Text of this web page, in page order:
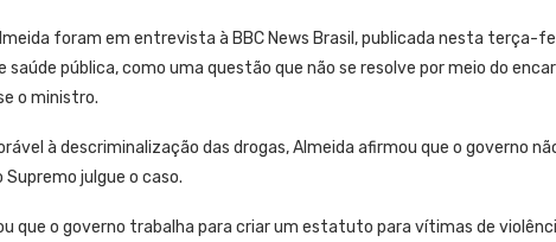
foram em entrevista à BBC News Brasil, publicada nesta terça-
saúde pública, como uma questão que não se resolve por meio do
o ministro.
à descriminalização das drogas, Almeida afirmou que o governo
julgue o caso.
que o governo trabalha para criar um estatuto para vítimas de